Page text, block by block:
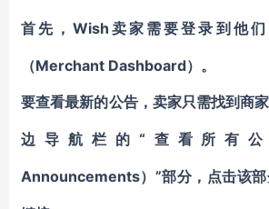
首先，Wish卖家需要登录到他
（Merchant Dashboard）。
要查看最新的公告，卖家只需找到商
边导航栏的 “查看所有
Announcements） ”部分，点击该